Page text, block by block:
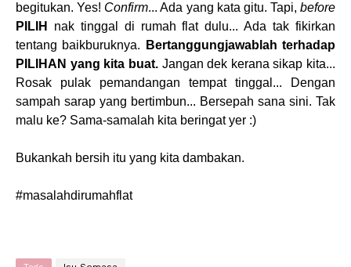
begitukan. Yes! Confirm... Ada yang kata gitu. Tapi, before
PILIH
nak tinggal di rumah flat dulu... Ada tak fikirkan
tentang baikburuknya.
Bertanggungjawablah terhadap
PILIHAN yang kita buat.Jangan dek kerana sikap kita...
Rosak pulak pemandangan tempat tinggal... Dengan
sampah sarap yang bertimbun... Bersepah sana sini. Tak
malu ke? Sama-samalah kita beringat yer :)
Bukankah bersih itu yang kita dambakan.
#masalahdirumahflat